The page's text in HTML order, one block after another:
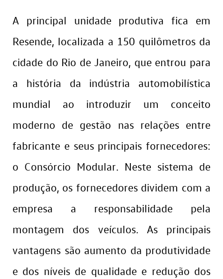
A principal unidade produtiva fica em
Resende, localizada a 150 quilômetros da
cidade do Rio de Janeiro, que entrou para
a história da indústria automobilística
mundial ao introduzir um conceito
moderno de gestão nas relações entre
fabricante e seus principais fornecedores:
o Consórcio Modular. Neste sistema de
produção, os fornecedores dividem com a
empresa a responsabilidade pela
montagem dos veículos. As principais
vantagens são aumento da produtividade
e dos níveis de qualidade e redução dos